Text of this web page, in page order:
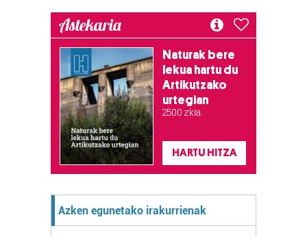
Astekaria
Naturak bere
lekua hartu du
Artikutzako
urtegian
2.500 zkia.
HARTU HITZA
Azken egunetako irakurrienak